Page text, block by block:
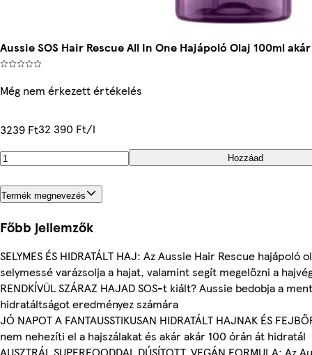
Aussie SOS Hair Rescue All In One Hajápoló Olaj 100ml
Még nem érkezett értékelés
3239 Ft32 390 Ft/l
Hozzáad
Termék megnevezés
Főbb jellemzők
SELYMES ÉS HIDRATÁLT HAJ: Az Aussie Hair Rescue
selymessé varázsolja a hajat, valamint segít megelőzni a
RENDKÍVÜL SZÁRAZ HAJAD SOS-t kiált? Aussie bedobja a
hidratáltságot eredményez számára
JÓ NAPOT A FANTAUSSTIKUSAN HIDRATÁLT HAJNAK ÉS
nem nehezíti el a hajszálakat és akár akár 100 órán át hidratál
AUSZTRÁL SUPERFOODDAL DÚSÍTOTT, VEGÁN FORMULA: Az